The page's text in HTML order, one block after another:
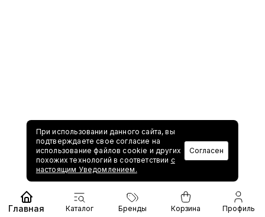
При использовании данного сайта, вы
подтверждаете свое согласие на
использование файлов cookie и других
похожих технологий в соответствии с
настоящим Уведомлением.
Согласен
Главная Каталог Бренды Корзина Профиль